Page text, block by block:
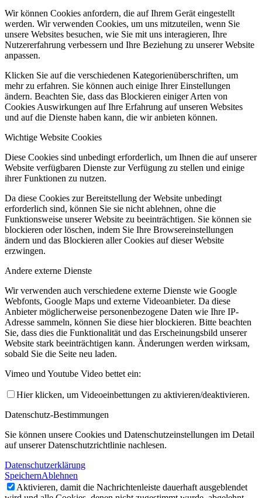
Wir können Cookies anfordern, die auf Ihrem Gerät eingestellt
werden. Wir verwenden Cookies, um uns mitzuteilen, wenn Sie
unsere Websites besuchen, wie Sie mit uns interagieren, Ihre
Nutzererfahrung verbessern und Ihre Beziehung zu unserer Website
anpassen.
Klicken Sie auf die verschiedenen Kategorienüberschriften, um
mehr zu erfahren. Sie können auch einige Ihrer Einstellungen
ändern. Beachten Sie, dass das Blockieren einiger Arten von
Cookies Auswirkungen auf Ihre Erfahrung auf unseren Websites
und auf die Dienste haben kann, die wir anbieten können.
Wichtige Website Cookies
Diese Cookies sind unbedingt erforderlich, um Ihnen die auf unserer
Website verfügbaren Dienste zur Verfügung zu stellen und einige
ihrer Funktionen zu nutzen.
Da diese Cookies zur Bereitstellung der Website unbedingt
erforderlich sind, können Sie sie nicht ablehnen, ohne die
Funktionsweise unserer Website zu beeinträchtigen. Sie können sie
blockieren oder löschen, indem Sie Ihre Browsereinstellungen
ändern und das Blockieren aller Cookies auf dieser Website
erzwingen.
Andere externe Dienste
Wir verwenden auch verschiedene externe Dienste wie Google
Webfonts, Google Maps und externe Videoanbieter. Da diese
Anbieter möglicherweise personenbezogene Daten wie Ihre IP-
Adresse sammeln, können Sie diese hier blockieren. Bitte beachten
Sie, dass dies die Funktionalität und das Erscheinungsbild unserer
Website stark beeinträchtigen kann. Änderungen werden wirksam,
sobald Sie die Seite neu laden.
Vimeo und Youtube Video bettet ein:
Hier klicken, um Videoeinbettungen zu aktivieren/deaktivieren.
Datenschutz-Bestimmungen
Sie können unsere Cookies und Datenschutzeinstellungen im Detail
auf unserer Datenschutzrichtlinie nachlesen.
Datenschutzerklärung
SpeichernAblehnen
Aktivieren, damit die Nachrichtenleiste dauerhaft ausgeblendet